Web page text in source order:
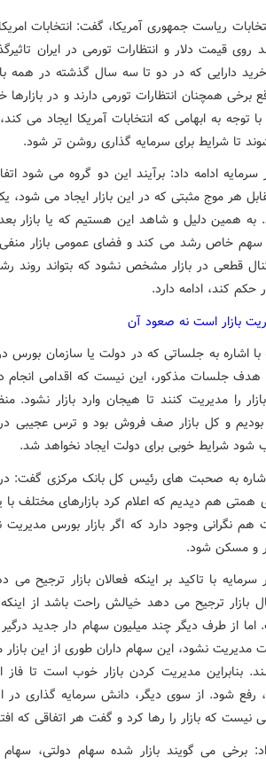
ریاست جمهوری آمریکا، گفت: انتخابات
روی قیمت دلار و انتظارات تورمی در ایران
دارایی که در دو تا سه سال گذشته در همه
همچنان انتظارات تورمی دارند و در بازارها
توجه به ابهامی که انتخابات آمریکا ایجاد می
تا شرایط برای سرمایه گذاری روشن تر شود.
سرمایه ادامه داد: برآیند این دو گروه می شود
هر موج مثبتی که در این بازار ایجاد می
سهم خاص رشد می کند و فضای عمومی بازار
قطعی در بازار مشخص نشود که بتواند روند
حکم کند، ادامه دارد.
بازار است نه صعود آن
اشاره به جلساتی که در دولت یا سازمان بورس
هدف جلسات مذکور، این نیست که اقدامی انجام
را مدیریت کنند تا هیجان وارد بازار نشود.
و کل بازار صف فروش بود و ترس عجیبی در
شود شرایط خوبی برای دولت ایجاد نخواهد شد.
به صحبت های رئیس کل بانک مرکزی گفت:
هم دیدیم که اعلام کرد بازارهای مختلف با
نگرانی وجود دارد که اگر بازار بورس
و مسکن شود.
سرمایه با تاکید بر اینکه فعالان بازار ترجیح
بازار ترجیح می دهد خیالش راحت باشد از
از طرف دیگر چند میلیون سهام دار جدید درگیر
مدیریت نشود، این سهام داران طوری از این
بنابراین مدیریت کردن بازار خوب است تا فاز
رفع شود. از سوی دیگر، دانش سرمایه گذاری در
نیست که بازار را رها کرد و گفت هر اتفاقی که
برخی می گویند بازار شده سهام دولتی،